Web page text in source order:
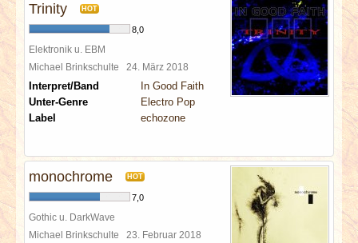
Trinity HOT
8,0
Elektronik u. EBM
Michael Brinkschulte 24. März 2018
Interpret/Band
In Good Faith
Unter-Genre
Electro Pop
Label
echozone
monochrome HOT
7,0
Gothic u. DarkWave
Michael Brinkschulte 23. Februar 2018